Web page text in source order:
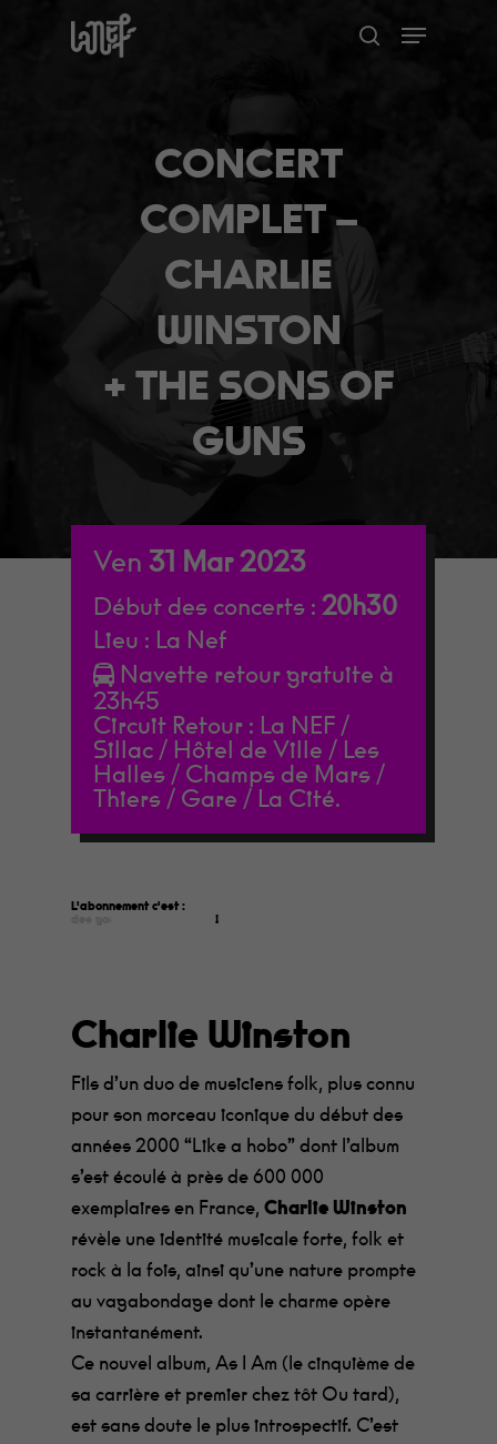
search
Menu
CONCERT
COMPLET –
CHARLIE
WINSTON
+ THE SONS OF
GUNS
Ven 31 Mar 2023
Début des concerts : 20h30
Lieu : La Nef
Navette retour gratuite à
23h45
Circuit Retour : La NEF /
Sillac / Hôtel de Ville / Les
Halles / Champs de Mars /
Thiers / Gare / La Cité.
L'abonnement c'est :
Charlie Winston
Fils d’un duo de musiciens folk, plus connu
pour son morceau iconique du début des
années 2000 “Like a hobo” dont l’album
s’est écoulé à près de 600 000
exemplaires en France,Charlie Winston
révèle une identité musicale forte, folk et
rock à la fois, ainsi qu’une nature prompte
au vagabondage dont le charme opère
instantanément.
Ce nouvel album, As I Am (le cinquième de
sa carrière et premier chez tôt Ou tard),
est sans doute le plus introspectif. C’est